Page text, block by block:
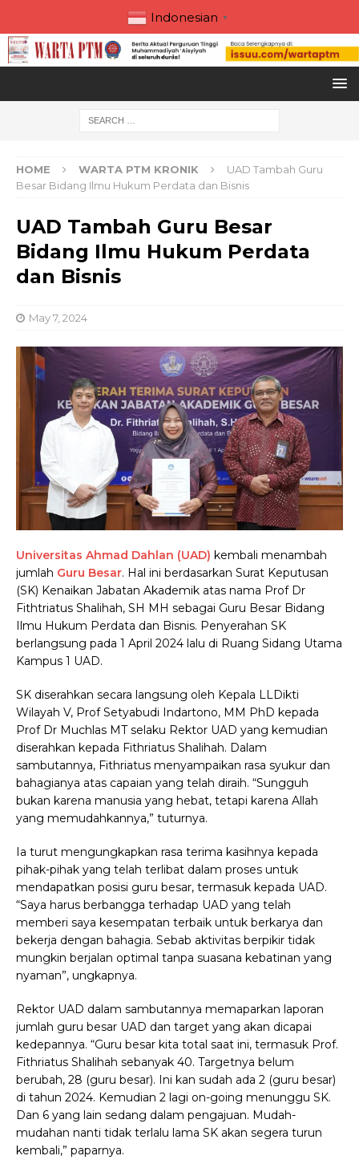
Indonesian ▼
HOME WARTA PTM KRONIK
UAD Tambah Guru
Besar Bidang Ilmu Hukum Perdata dan Bisnis
UAD Tambah Guru Besar
Bidang Ilmu Hukum Perdata
dan Bisnis
May 7, 2024
Universitas Ahmad Dahlan (UAD) kembali menambah
jumlah Guru Besar. Hal ini berdasarkan Surat Keputusan
(SK) Kenaikan Jabatan Akademik atas nama Prof Dr
Fithtriatus Shalihah, SH MH sebagai Guru Besar Bidang
Ilmu Hukum Perdata dan Bisnis. Penyerahan SK
berlangsung pada 1 April 2024 lalu di Ruang Sidang Utama
Kampus 1 UAD.
SK diserahkan secara langsung oleh Kepala LLDikti
Wilayah V, Prof Setyabudi Indartono, MM PhD kepada
Prof Dr Muchlas MT selaku Rektor UAD yang kemudian
diserahkan kepada Fithriatus Shalihah. Dalam
sambutannya, Fithriatus menyampaikan rasa syukur dan
bahagianya atas capaian yang telah diraih. “Sungguh
bukan karena manusia yang hebat, tetapi karena Allah
yang memudahkannya,” tuturnya.
Ia turut mengungkapkan rasa terima kasihnya kepada
pihak-pihak yang telah terlibat dalam proses untuk
mendapatkan posisi guru besar, termasuk kepada UAD.
“Saya harus berbangga terhadap UAD yang telah
memberi saya kesempatan terbaik untuk berkarya dan
bekerja dengan bahagia. Sebab aktivitas berpikir tidak
mungkin berjalan optimal tanpa suasana kebatinan yang
nyaman”, ungkapnya.
Rektor UAD dalam sambutannya memaparkan laporan
jumlah guru besar UAD dan target yang akan dicapai
kedepannya. “Guru besar kita total saat ini, termasuk Prof.
Fithriatus Shalihah sebanyak 40. Targetnya belum
berubah, 28 (guru besar). Ini kan sudah ada 2 (guru besar)
di tahun 2024. Kemudian 2 lagi on-going menunggu SK.
Dan 6 yang lain sedang dalam pengajuan. Mudah-
mudahan nanti tidak terlalu lama SK akan segera turun
kembali,” paparnya.